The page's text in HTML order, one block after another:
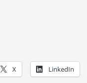
X LinkedIn